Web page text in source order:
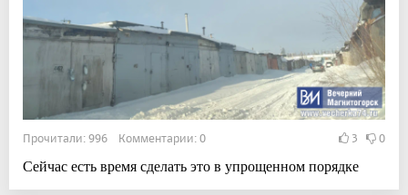
Прочитали: 996 Комментарии: 0 3 0
Сейчас есть время сделать это в упрощенном порядке